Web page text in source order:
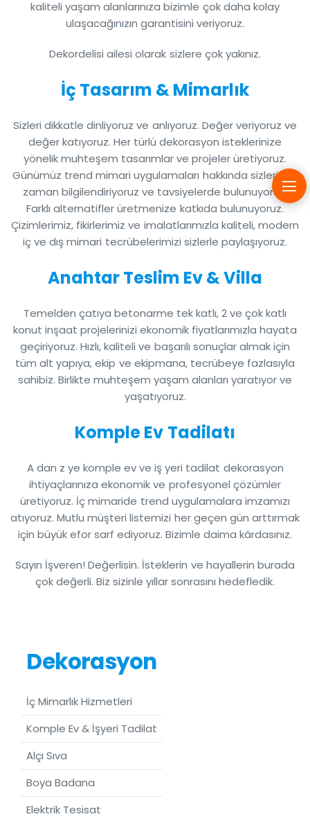
kaliteli yaşam alanlarınıza bizimle çok daha kolay
ulaşacağınızın garantisini veriyoruz.
Dekordelisi ailesi olarak sizlere çok yakınız.
İç Tasarım & Mimarlık
Sizleri dikkatle dinliyoruz ve anlıyoruz. Değer veriyoruz ve
değer katıyoruz. Her türlü dekorasyon isteklerinize
yönelik muhteşem tasarımlar ve projeler üretiyoruz.
Günümüz trend mimari uygulamaları hakkında sizleri her
zaman bilgilendiriyoruz ve tavsiyelerde bulunuyoruz.
Farklı alternatifler üretmenize katkıda bulunuyoruz.
Çizimlerimiz, fikirlerimiz ve imalatlarımızla kaliteli, modern
iç ve dış mimari tecrübelerimizi sizlerle paylaşıyoruz.
Anahtar Teslim Ev & Villa
Temelden çatıya betonarme tek katlı, 2 ve çok katlı
konut inşaat projelerinizi ekonomik fiyatlarımızla hayata
geçiriyoruz. Hızlı, kaliteli ve başarılı sonuçlar almak için
tüm alt yapıya, ekip ve ekipmana, tecrübeye fazlasıyla
sahibiz. Birlikte muhteşem yaşam alanları yaratıyor ve
yaşatıyoruz.
Komple Ev Tadilatı
A dan z ye komple ev ve iş yeri tadilat dekorasyon
ihtiyaçlarınıza ekonomik ve profesyonel çözümler
üretiyoruz. İç mimaride trend uygulamalara imzamızı
atıyoruz. Mutlu müşteri listemizi her geçen gün arttırmak
için büyük efor sarf ediyoruz. Bizimle daima kârdasınız.
Sayın İşveren! Değerlisin. İsteklerin ve hayallerin burada
çok değerli. Biz sizinle yıllar sonrasını hedefledik.
Dekorasyon
İç Mimarlık Hizmetleri
Komple Ev & İşyeri Tadilat
Alçı Sıva
Boya Badana
Elektrik Tesisat